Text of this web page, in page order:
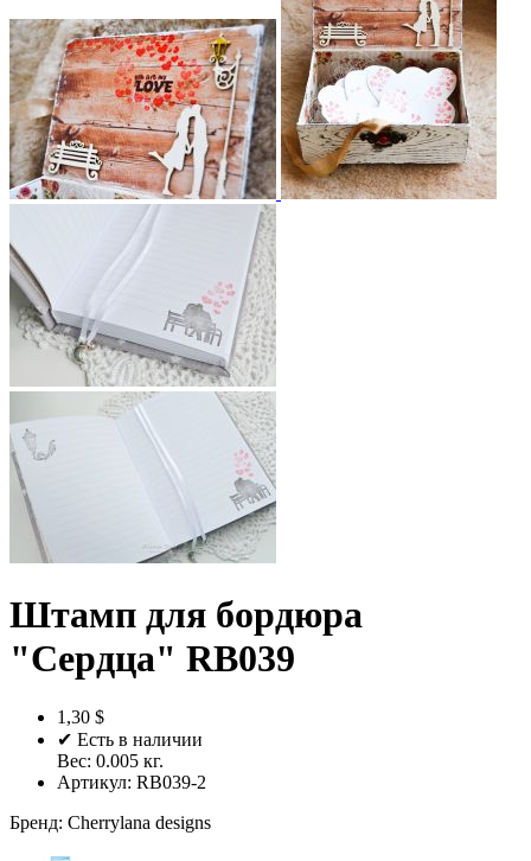
Штамп для бордюра
"Сердца" RB039
1,30 $
✔ Есть в наличии
Вес: 0.005 кг.
Артикул: RB039-2
Бренд: Cherrylana designs